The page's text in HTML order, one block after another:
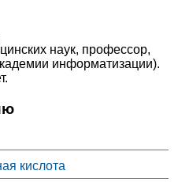
наук, профессор,
информатизации).
кислота